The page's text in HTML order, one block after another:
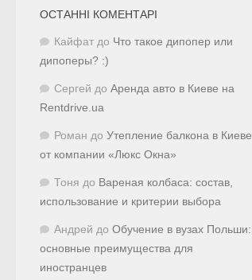
ОСТАННІ КОМЕНТАРІ
Кайфат до Что такое дипопер или
дипоперы? :)
Сергей до Аренда авто в Киеве на
Rentdrive.ua
Роман до Утепление балкона в Киеве
от компании «Люкс Окна»
Тоня до Вареная колбаса: состав,
использование и критерии выбора
Андрей до Обучение в вузах Польши:
основные преимущества для
иностранцев